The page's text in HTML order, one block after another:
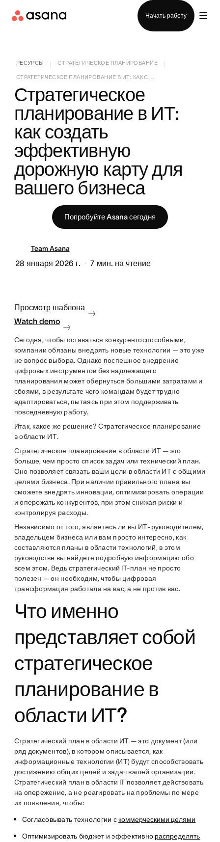
Начать работу
РЕСУРСЫ СТРАТЕГИЧЕСКОЕ ПЛАНИРОВАНИЕ
СТРАТЕГИЧЕСКОЕ ПЛАНИРОВАНИЕ В ИТ: КАК С ...
Стратегическое
планирование в ИТ:
как создать
эффективную
дорожную карту для
вашего бизнеса
Попробуйте Asana сегодня
Team Asana
28 января 2026 г. 7 мин. на чтение
Просмотр шаблона
Watch demo
Сегодня, чтобы оставаться конкурентоспособными,
компании обязаны внедрять новые технологии — это уже
не вопрос выбора. Однако поспешное внедрение
цифровых инструментов без надлежащего
планирования может обернуться большими затратами и
сбоями, в результате чего командам будет трудно
адаптироваться, пытаясь при этом поддерживать
повседневную работу.
Итак, какое же решение? Стратегическое планирование
в области ИТ.
Стратегическое планирование в области ИТ — это
больше, чем просто список задач или технический план.
Оно позволяет связать ваши цели в области ИТ с общими
целями бизнеса. При наличии правильного плана вы
сможете внедрять инновации, оптимизировать операции
и опережать конкурентов, при этом снижая риски и
контролируя расходы.
Независимо от того, являетесь ли вы ИТ-руководителем,
владельцем бизнеса или вам просто интересно, как
составляются планы в области технологий, в этом
руководстве вы найдете подробную информацию обо
всем этом. Ведь стратегический IT-план не просто
полезен — он необходим, чтобы цифровая
трансформация работала на вас, а не против вас.
Что именно
представляет собой
стратегическое
планирование в
области ИТ?
Стратегический план в области ИТ — это документ (или
ряд документов), в котором описывается, как
информационные технологии (ИТ) будут способствовать
достижению общих целей и задач вашей организации.
Стратегический план в области IT позволяет действовать
на опережение, а не реагировать на проблемы по мере
их появления, чтобы:
Согласовывать технологии с коммерческими целями
Оптимизировать бюджет и эффективно распределять